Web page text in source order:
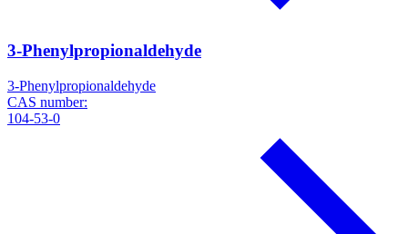
3-Phenylpropionaldehyde
3-Phenylpropionaldehyde
CAS number:
104-53-0